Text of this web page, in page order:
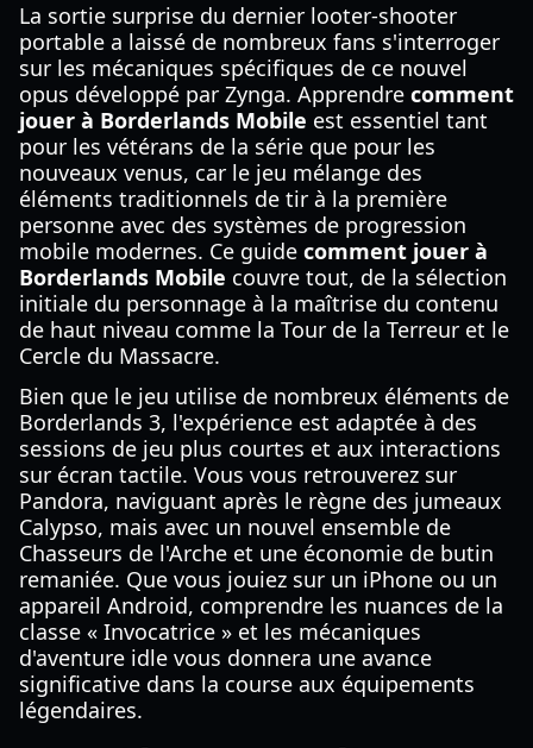
La sortie surprise du dernier looter-shooter
portable a laissé de nombreux fans s'interroger
sur les mécaniques spécifiques de ce nouvel
opus développé par Zynga. Apprendre comment
jouer à Borderlands Mobile est essentiel tant
pour les vétérans de la série que pour les
nouveaux venus, car le jeu mélange des
éléments traditionnels de tir à la première
personne avec des systèmes de progression
mobile modernes. Ce guide comment jouer à
Borderlands Mobile couvre tout, de la sélection
initiale du personnage à la maîtrise du contenu
de haut niveau comme la Tour de la Terreur et le
Cercle du Massacre.
Bien que le jeu utilise de nombreux éléments de
Borderlands 3, l'expérience est adaptée à des
sessions de jeu plus courtes et aux interactions
sur écran tactile. Vous vous retrouverez sur
Pandora, naviguant après le règne des jumeaux
Calypso, mais avec un nouvel ensemble de
Chasseurs de l'Arche et une économie de butin
remaniée. Que vous jouiez sur un iPhone ou un
appareil Android, comprendre les nuances de la
classe « Invocatrice » et les mécaniques
d'aventure idle vous donnera une avance
significative dans la course aux équipements
légendaires.